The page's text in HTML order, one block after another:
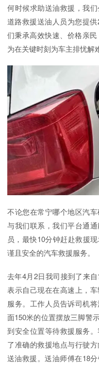
何时候求助送油救援，我
道路救援送油人员为您提
们秉承高效快速、价格亲
为在关键时刻为车主排忧解难
不论您在常宁哪个地区汽
与我们联系，我们平台通
员，最快10分钟赶赴救援
谨且安全的汽车救援服务。
去年4月2日我司接到了来
表示自己现在在高速上，
服务。工作人员告诉司机
面150米的位置摆放三脚警
到安全位置等待救援服务
了准确的救援地点与行驶
送油救援。送油师傅在18